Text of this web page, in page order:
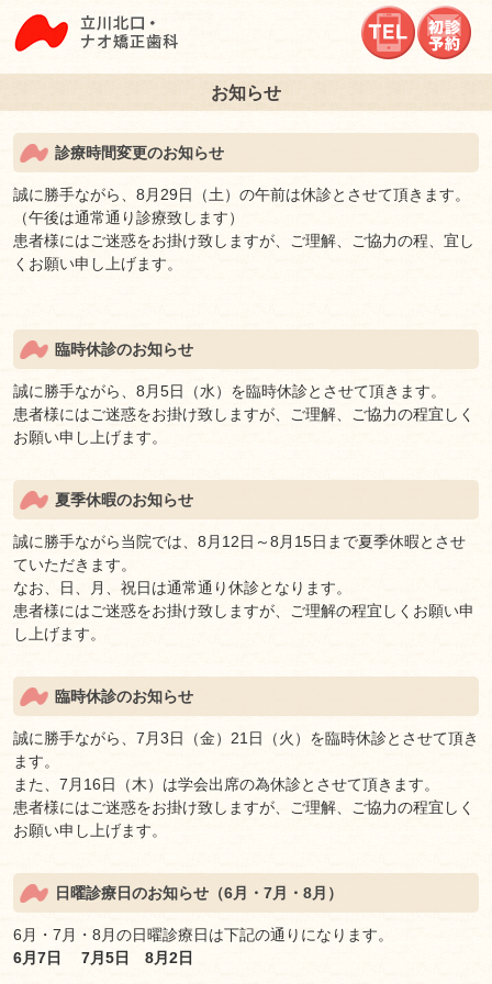
立川北口ナオ矯正歯
お知らせ
診療時間変更のお知らせ
誠に勝手ながら、8月29日（土）の午前は休診とさせて頂きます。
（午後は通常通り診療致します）
患者様にはご迷惑をお掛け致しますが、ご理解、ご協力の程、宜し
くお願い申し上げます。
臨時休診のお知らせ
誠に勝手ながら、8月5日（水）を臨時休診とさせて頂きます。
患者様にはご迷惑をお掛け致しますが、ご理解、ご協力の程宜しく
お願い申し上げます。
夏季休暇のお知らせ
誠に勝手ながら当院では、8月12日～8月15日まで夏季休暇とさせ
ていただきます。
なお、日、月、祝日は通常通り休診となります。
患者様にはご迷惑をお掛け致しますが、ご理解の程宜しくお願い申
し上げます。
臨時休診のお知らせ
誠に勝手ながら、7月3日（金）21日（火）を臨時休診とさせて頂き
ます。
また、7月16日（木）は学会出席の為休診とさせて頂きます。
患者様にはご迷惑をお掛け致しますが、ご理解、ご協力の程宜しく
お願い申し上げます。
日曜診療日のお知らせ（6月・7月・8月）
6月・7月・8月の日曜診療日は下記の通りになります。
6月7日 7月5日 8月2日